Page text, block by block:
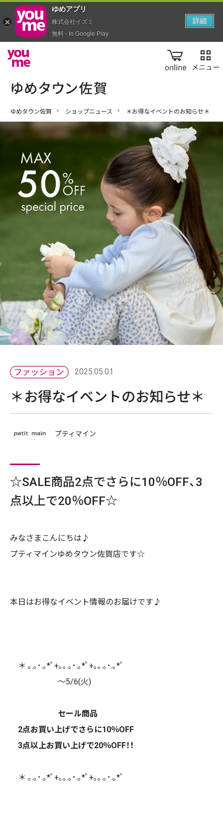
online
ゆめタウン佐賀 ショップニュース ＊お得なイベントのお知らせ＊
2025.05.01
＊お得なイベントのお知らせ＊
プティマイン
☆SALE商品2点でさらに10％OFF、3
点以上で20％OFF☆
みなさまこんにちは♪
プティマインゆめタウン佐賀店です☆
本日はお得なイベント情報のお届けです♪
＊ ｡.｡･.｡*ﾟ+｡｡.｡･.｡*ﾟ+｡｡.｡･.｡*ﾟ
～5/6(火)
セール商品
2点お買い上げでさらに10％OFF
3点以上お買い上げで20％OFF！！
＊ ｡.｡･.｡*ﾟ+｡｡.｡･.｡*ﾟ+｡｡.｡･.｡*ﾟ
ゆめアプ‪リ‬
株式会社イズミ
無料 - In Google Play
詳細